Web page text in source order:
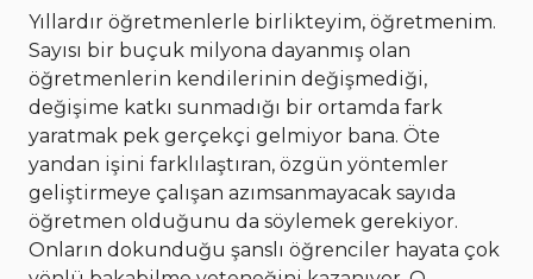
Yıllardır öğretmenlerle birlikteyim, öğretmenim.
Sayısı bir buçuk milyona dayanmış olan
öğretmenlerin kendilerinin değişmediği,
değişime katkı sunmadığı bir ortamda fark
yaratmak pek gerçekçi gelmiyor bana. Öte
yandan işini farklılaştıran, özgün yöntemler
geliştirmeye çalışan azımsanmayacak sayıda
öğretmen olduğunu da söylemek gerekiyor.
Onların dokunduğu şanslı öğrenciler hayata çok